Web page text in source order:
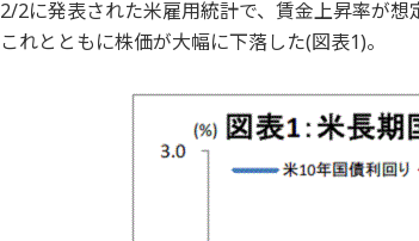
2/2に発表された米雇用統計で、賃金上昇率が想
これとともに株価が大幅に下落した(図表1)。